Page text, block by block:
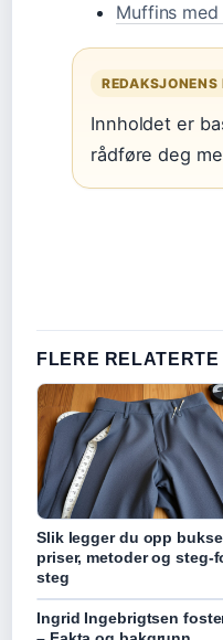
Muffins
REDAKSJONENS
Innholdet er
rådføre deg
FLERE
Slik legger du opp
priser, metoder og steg-
steg
Ingrid Ingebrigtsen